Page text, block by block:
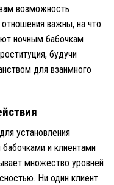
возможность
важны, на что
ночным бабочкам
будучи
для взаимного
установления
и клиентами
множество уровней
Ни один клиент